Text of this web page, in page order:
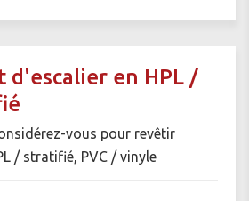
d'escalier en HPL /
vous pour revêtir
/ stratifié, PVC / vinyle